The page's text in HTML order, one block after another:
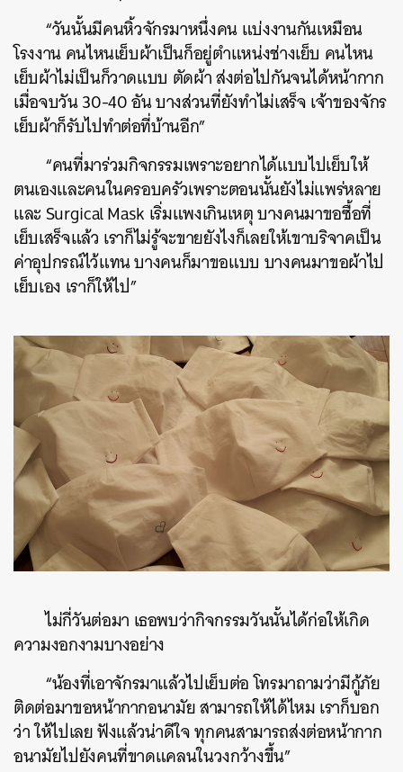
“วันนั้นมีคนหิ้วจักรมาหนึ่งคนแบ่งงานกันเหมือน
โรงงานคนไหนเย็บผ้าเป็นก็อยู่ตำแหน่งช่างเย็บ คนไหน
เย็บผ้าไม่เป็นก็วาดแบบ ตัดผ้าส่งต่อไปกันจนได้หน้ากาก
เมื่อจบวัน30-40อันบางส่วนที่ยังทำไม่เสร็จเจ้าของจักร
เย็บผ้าก็รับไปทำต่อที่บ้านอีก”
“คนที่มาร่วมกิจกรรมเพราะอยากได้แบบไปเย็บให้
ตนเองและคนในครอบครัวเพราะตอนนั้นยังไม่แพร่หลาย
และSurgical Mask เริ่มแพงเกินเหตุบางคนมาขอซื้อที่
เย็บเสร็จแล้ว เราก็ไม่รู้จะขายยังไงก็เลยให้เขาบริจาคเป็น
ค่าอุปกรณ์ไว้แทนบางคนก็มาขอแบบ บางคนมาขอผ้าไป
เย็บเอง เราก็ให้ไป”
ไม่กี่วันต่อมา เธอพบว่ากิจกรรมวันนั้นได้ก่อให้เกิด
ความงอกงามบางอย่าง
“น้องที่เอาจักรมาแล้วไปเย็บต่อโทรมาถามว่ามีกู้ภัย
ติดต่อมาขอหน้ากากอนามัยสามารถให้ได้ไหมเราก็บอก
ว่าให้ไปเลยฟังแล้วน่าดีใจทุกคนสามารถส่งต่อหน้ากาก
อนามัยไปยังคนที่ขาดแคลนในวงกว้างขึ้น”